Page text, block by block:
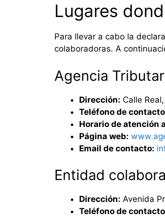
Lugares
Para llevar a cabo la
colaboradoras. A
Agencia
Dirección: Calle
Teléfono de
Horario de atención
Página web:
Email de contacto:
Entidad
Dirección: Avenida
Teléfono de